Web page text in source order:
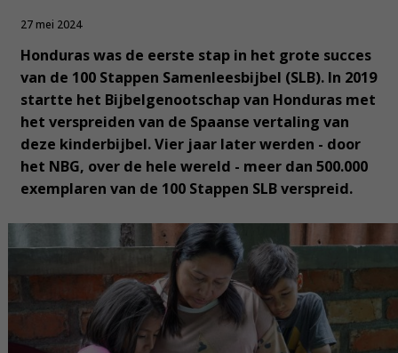
27 mei 2024
Honduras was de eerste stap in het grote succes
van de 100 Stappen Samenleesbijbel (SLB). In 2019
startte het Bijbelgenootschap van Honduras met
het verspreiden van de Spaanse vertaling van
deze kinderbijbel. Vier jaar later werden - door
het NBG, over de hele wereld - meer dan 500.000
exemplaren van de 100 Stappen SLB verspreid.